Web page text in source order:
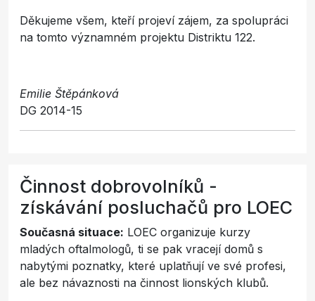
Děkujeme všem, kteří projeví zájem, za spolupráci
na tomto významném projektu Distriktu 122.
Emilie Štěpánková
DG 2014-15
Činnost dobrovolníků -
získávání posluchačů pro LOEC
Současná situace: LOEC organizuje kurzy
mladých oftalmologů, ti se pak vracejí domů s
nabytými poznatky, které uplatňují ve své profesi,
ale bez návaznosti na činnost lionských klubů.